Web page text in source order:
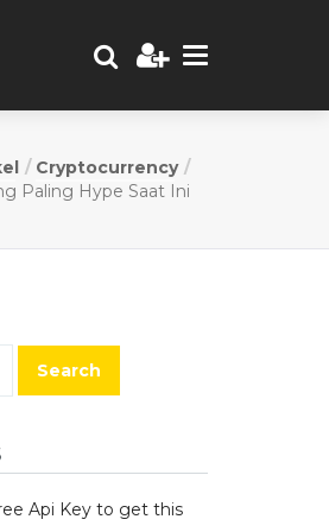
Cryptocurrency
Paling Hype Saat Ini
Api Key to get this